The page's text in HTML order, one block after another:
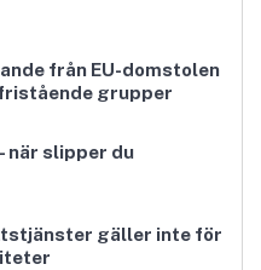
från EU-domstolen
grupper
när slipper du
gäller inte för